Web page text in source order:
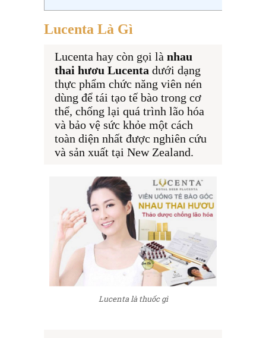
Lucenta Là Gì
Lucenta hay còn gọi là nhau
thai hươu Lucenta dưới dạng
thực phẩm chức năng viên nén
dùng để tái tạo tế bào trong cơ
thể, chống lại quá trình lão hóa
và bảo vệ sức khỏe một cách
toàn diện nhất được nghiên cứu
và sản xuất tại New Zealand.
Lucenta là thuốc gì